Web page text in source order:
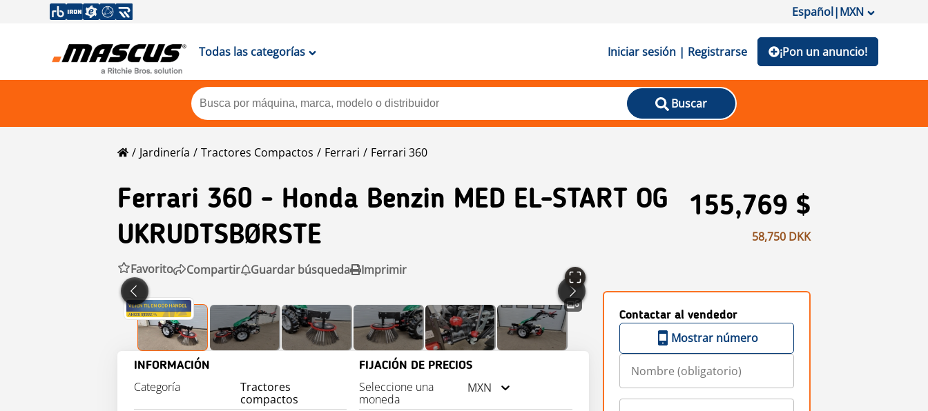
Español|MXN
Todas las categorías Iniciar sesión | Registrarse ¡Pon un anuncio!
Buscar
Jardinería Tractores Compactos Ferrari Ferrari 360
Ferrari 360 - Honda Benzin MED EL-START OG
UKRUDTSBØRSTE
155,769 $
58,750 DKK
Favorito Compartir Guardar búsqueda Imprimir
6
INFORMACIÓN
Categoría
Tractores
compactos
FIJACIÓN DE PRECIOS
Seleccione una
moneda
MXN
Contactar al vendedor
Mostrar número